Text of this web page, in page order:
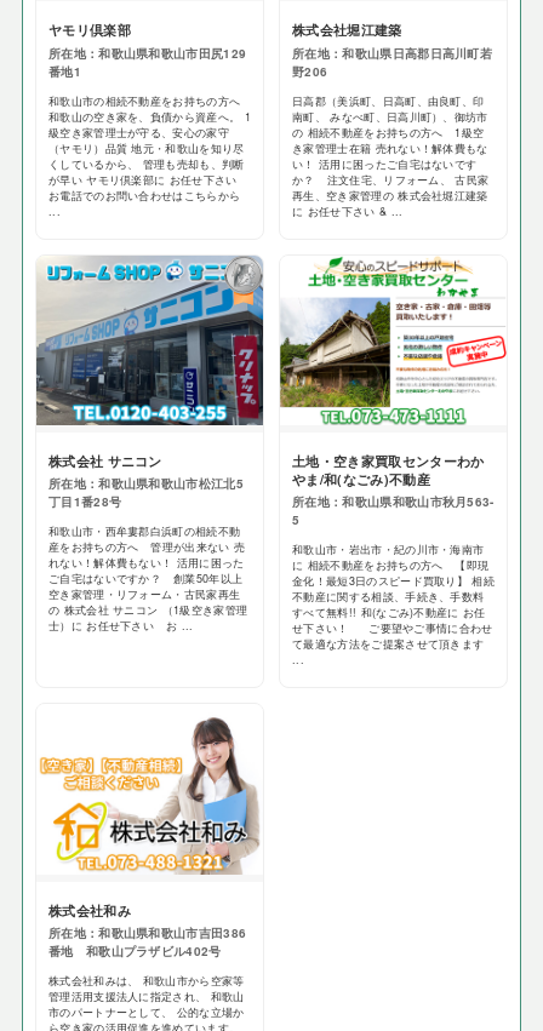
ヤモリ倶楽部
所在地：和歌山県和歌山市田尻129
番地1
和歌山市の相続不動産をお持ちの方へ
和歌山の空き家を、負債から資産へ。 1
級空き家管理士が守る、安心の家守
（ヤモリ）品質 地元・和歌山を知り尽
くしているから、 管理も売却も、判断
が早い ヤモリ倶楽部に お任せ下さい
お電話でのお問い合わせはこちらから
...
株式会社堀江建築
所在地：和歌山県日高郡日高川町若
野206
日高郡（美浜町、日高町、由良町、印
南町、 みなべ町、日高川町）、御坊市
の 相続不動産をお持ちの方へ 1級空
き家管理士在籍 売れない！解体費もな
い！ 活用に困ったご自宅はないです
か？ 注文住宅、リフォーム、 古民家
再生、空き家管理の 株式会社堀江建築
に お任せ下さい & ...
株式会社 サニコン
所在地：和歌山県和歌山市松江北5
丁目1番28号
和歌山市・西牟婁郡白浜町の相続不動
産をお持ちの方へ 管理が出来ない 売
れない！解体費もない！ 活用に困った
ご自宅はないですか？ 創業50年以上
空き家管理・リフォーム・古民家再生
の 株式会社 サニコン （1級空き家管理
士）に お任せ下さい お ...
土地・空き家買取センターわか
やま/和(なごみ)不動産
所在地：和歌山県和歌山市秋月563-
5
和歌山市・岩出市・紀の川市・海南市
に 相続不動産をお持ちの方へ 【即現
金化！最短3日のスピード買取り】 相続
不動産に関する相談、手続き、手数料
すべて無料!! 和(なごみ)不動産に お任
せ下さい！ ご要望やご事情に合わせ
て最適な方法をご提案させて頂きます
...
株式会社和み
所在地：和歌山県和歌山市吉田386
番地 和歌山プラザビル402号
株式会社和みは、 和歌山市から空家等
管理活用支援法人に指定され、 和歌山
市のパートナーとして、 公的な立場か